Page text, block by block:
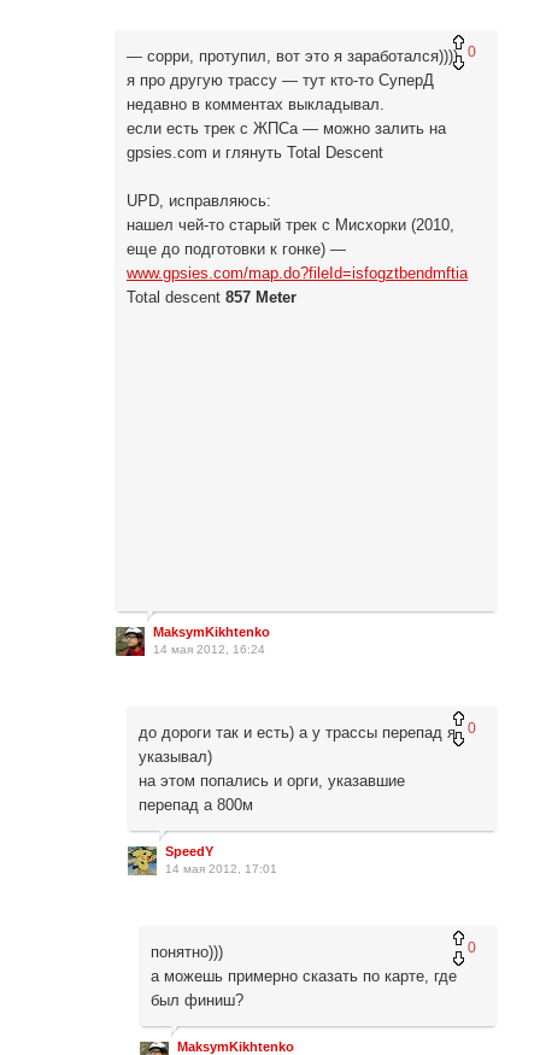
0
— сорри, протупил, вот это я заработался))))
я про другую трассу — тут кто-то СуперД
недавно в комментах выкладывал.
если есть трек с ЖПСа — можно залить на
gpsies.com и глянуть Total Descent
UPD, исправляюсь:
нашел чей-то старый трек с Мисхорки (2010,
еще до подготовки к гонке) —
www.gpsies.com/map.do?fileId=isfogztbendmftia
Total descent 857 Meter
MaksymKikhtenko
14 мая 2012, 16:24
0
до дороги так и есть) а у трассы перепад я
указывал)
на этом попались и орги, указавшие
перепад а 800м
SpeedY
14 мая 2012, 17:01
0
понятно)))
а можешь примерно сказать по карте, где
был финиш?
MaksymKikhtenko